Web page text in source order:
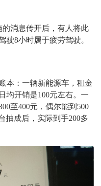
消息传开后，有人将此
驶8小时属于疲劳驾驶。
本：一辆新能源车，租金
均开销是100元左右。一
至400元，偶尔能到500
抽成后，实际到手200多